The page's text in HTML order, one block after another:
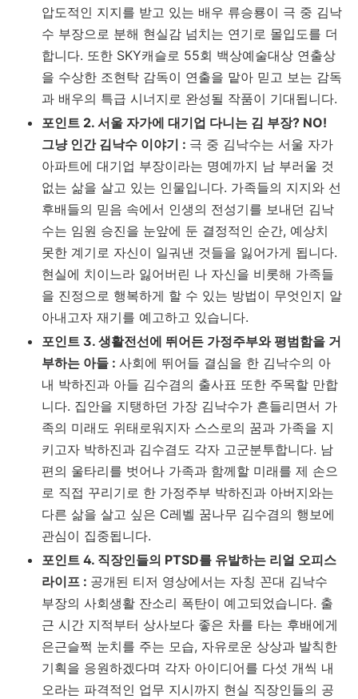
압도적인 지지를 받고 있는 배우 류승룡이 극 중 김낙
수 부장으로 분해 현실감 넘치는 연기로 몰입도를 더
합니다. 또한 SKY캐슬로 55회 백상예술대상 연출상
을 수상한 조현탁 감독이 연출을 맡아 믿고 보는 감독
과 배우의 특급 시너지로 완성될 작품이 기대됩니다.
포인트 2. 서울 자가에 대기업 다니는 김 부장? NO!
그냥 인간 김낙수 이야기 : 극 중 김낙수는 서울 자가
아파트에 대기업 부장이라는 명예까지 남 부러울 것
없는 삶을 살고 있는 인물입니다. 가족들의 지지와 선
후배들의 믿음 속에서 인생의 전성기를 보내던 김낙
수는 임원 승진을 눈앞에 둔 결정적인 순간, 예상치
못한 계기로 자신이 일궈낸 것들을 잃어가게 됩니다.
현실에 치이느라 잃어버린 나 자신을 비롯해 가족들
을 진정으로 행복하게 할 수 있는 방법이 무엇인지 알
아내고자 재기를 예고하고 있습니다.
포인트 3. 생활전선에 뛰어든 가정주부와 평범함을 거
부하는 아들 : 사회에 뛰어들 결심을 한 김낙수의 아
내 박하진과 아들 김수겸의 출사표 또한 주목할 만합
니다. 집안을 지탱하던 가장 김낙수가 흔들리면서 가
족의 미래도 위태로워지자 스스로의 꿈과 가족을 지
키고자 박하진과 김수겸도 각자 고군분투합니다. 남
편의 울타리를 벗어나 가족과 함께할 미래를 제 손으
로 직접 꾸리기로 한 가정주부 박하진과 아버지와는
다른 삶을 살고 싶은 C레벨 꿈나무 김수겸의 행보에
관심이 집중됩니다.
포인트 4. 직장인들의 PTSD를 유발하는 리얼 오피스
라이프 : 공개된 티저 영상에서는 자칭 꼰대 김낙수
부장의 사회생활 잔소리 폭탄이 예고되었습니다. 출
근 시간 지적부터 상사보다 좋은 차를 타는 후배에게
은근슬쩍 눈치를 주는 모습, 자유로운 상상과 발칙한
기획을 응원하겠다며 각자 아이디어를 다섯 개씩 내
오라는 파격적인 업무 지시까지 현실 직장인들의 공